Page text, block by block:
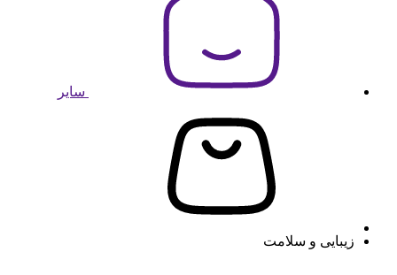
سایر
زیبایی و سلامت